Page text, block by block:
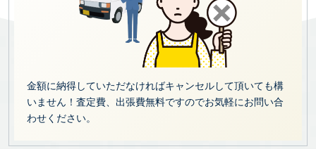
金額に納得していただなければキャンセルして頂いても構
いません！査定費、出張費無料ですのでお気軽にお問い合
わせください。